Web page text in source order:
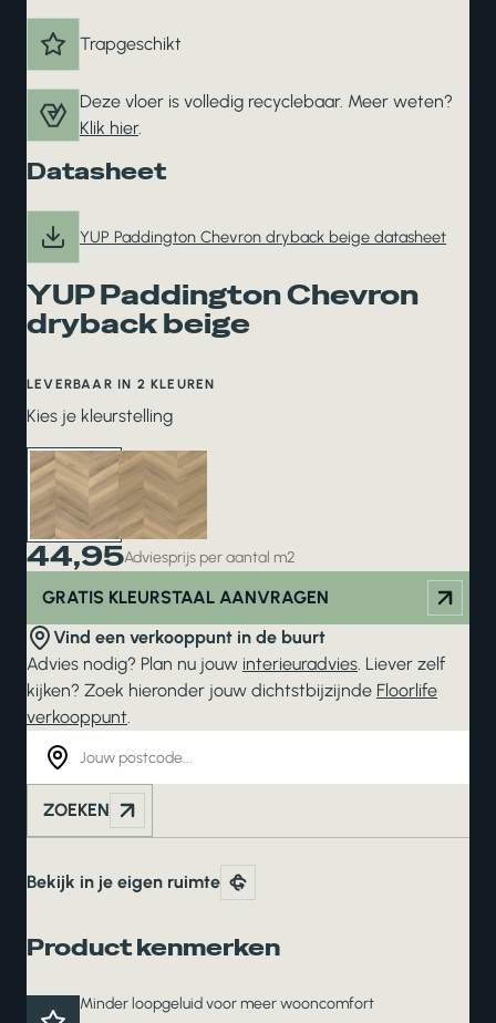
Trapgeschikt
Deze vloer is volledig recyclebaar. Meer weten?
Klik hier.
Datasheet
YUP Paddington Chevron dryback beige datasheet
YUP Paddington Chevron
dryback beige
LEVERBAAR IN 2 KLEUREN
Kies je kleurstelling
44,95Adviesprijs per aantal m2
GRATIS KLEURSTAAL AANVRAGEN
Vind een verkooppunt in de buurt
Advies nodig? Plan nu jouw interieuradvies. Liever zelf
kijken? Zoek hieronder jouw dichtstbijzijnde Floorlife
verkooppunt.
ZOEKEN
Bekijk in je eigen ruimte
Product kenmerken
Minder loopgeluid voor meer wooncomfort